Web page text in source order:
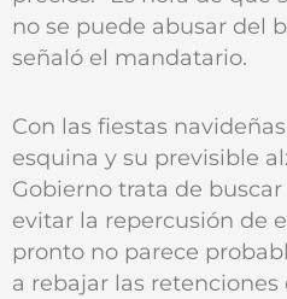
no se puede abusar del
señaló el mandatario.
Con las fiestas
esquina y su previsible
Gobierno trata de
evitar la repercusión de
pronto no parece
a rebajar las retenciones